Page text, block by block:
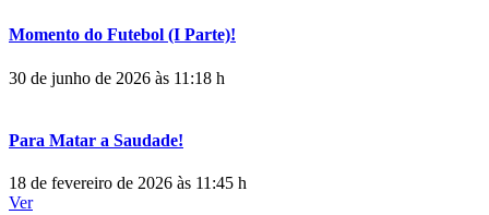
Momento do Futebol (I Parte)!
30 de junho de 2026 às 11:18 h
Para Matar a Saudade!
18 de fevereiro de 2026 às 11:45 h
Ver